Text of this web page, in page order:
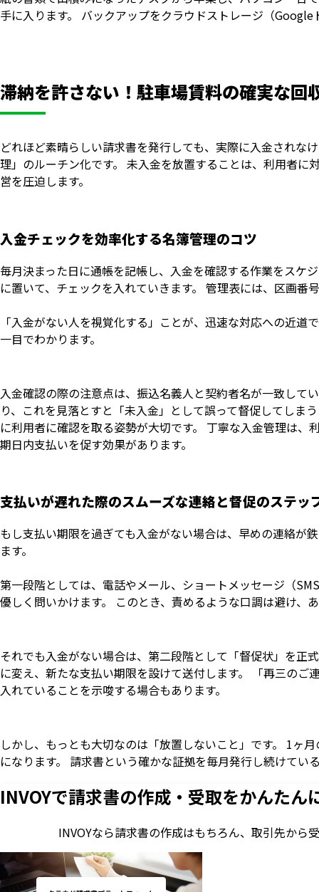
手に入ります。 バックアップをクラウドストレージ（
滞納を許さない！駐車場賃料の確実な回
どれほど素晴らしい請求書を発行しても、実際に入金されな
理」のルーチン化です。 未入金を放置することは、利用者
営を圧迫します。
入金チェックを効率化する名簿管理のコツ
毎月決まった日に通帳を記帳し、入金を確認する作業をスケ
に置いて、チェックを入れていきます。 管理表には、区画
「入金がない人を視覚化する」ことが、迅速な対応への近
一目でわかります。
入金確認の際の注意点は、振込名義人と契約者名が一致して
り、これを見落とすと「未入金」として誤って督促してしま
に利用者に確認を取る姿勢が大切です。 丁寧な入金管理は
期日内支払いを促す効果があります。
支払いが遅れた際のスムーズな連絡と督促のステッ
もし支払い期限を過ぎても入金がない場合は、早めの連絡が
ます。
第一段階としては、電話やメール、ショートメッセージ（
優しく問いかけます。 このとき、責めるような口調は避け、
それでも入金がない場合は、第二段階として「督促状」を正
に変え、新たな支払い期限を設けて送付します。 「再三の
入れていることを示唆する場合もあります。
しかし、もっとも大切なのは「放置しないこと」です。 1ヶ
になります。 請求書という確かな証拠を毎月発行し続けて
INVOYで請求書の作成・ 受取をかんたん
INVOYなら請求書の作成はもちろん、 取引先から